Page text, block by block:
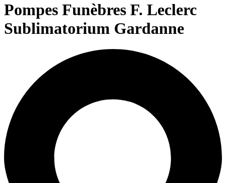
Pompes Funèbres F. Leclerc
Sublimatorium Gardanne